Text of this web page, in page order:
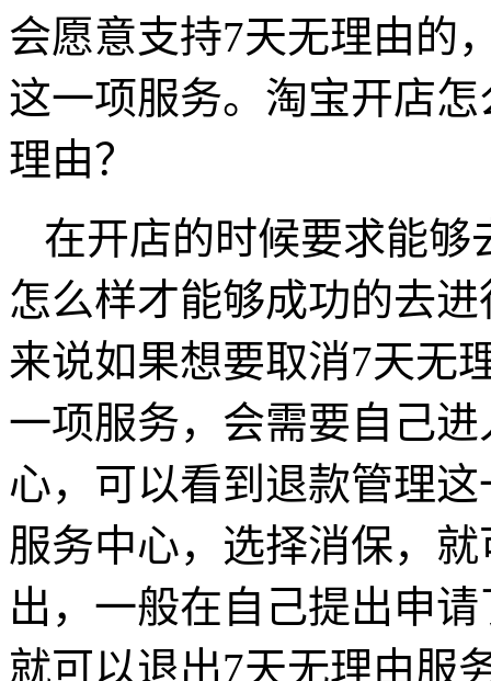
会愿意支持7天无理由的
这一项服务。淘宝开店
理由？
在开店的时候要求能够
怎么样才能够成功的去
来说如果想要取消7天无
一项服务，会需要自己进
心，可以看到退款管理
服务中心，选择消保，
出，一般在自己提出申
就可以退出7天无理由服